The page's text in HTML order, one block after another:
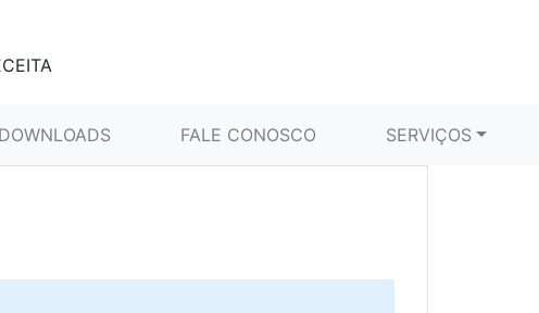
DOWNLOADS FALE CONOSCO SERVIÇOS